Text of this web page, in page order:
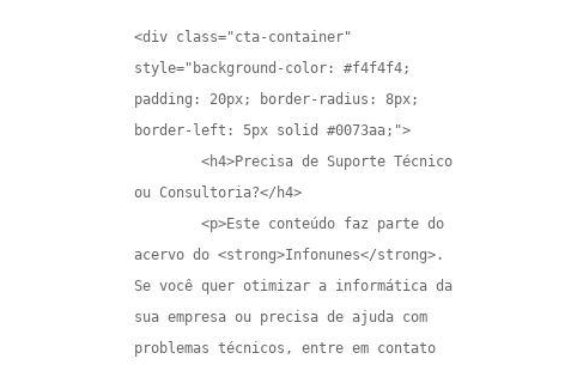
<div class="cta-container"
style="background-color: #f4f4f4;
padding: 20px; border-radius: 8px;
border-left: 5px solid #0073aa;">
ou Consultoria?</h4>
acervo do <strong>Infonunes</strong>.
Se você quer otimizar a informática da
sua empresa ou precisa de ajuda com
problemas técnicos, entre em contato